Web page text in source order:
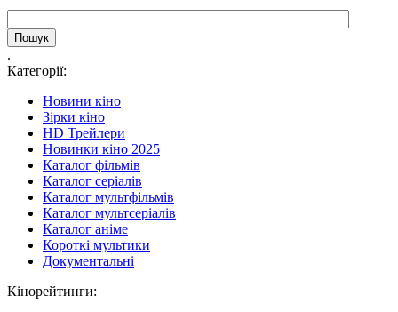
.
Категорії:
Новини кіно
Зірки кіно
HD Трейлери
Новинки кіно 2025
Каталог фільмів
Каталог серіалів
Каталог мультфільмів
Каталог мультсеріалів
Каталог аніме
Короткі мультики
Документальні
Кінорейтинги: